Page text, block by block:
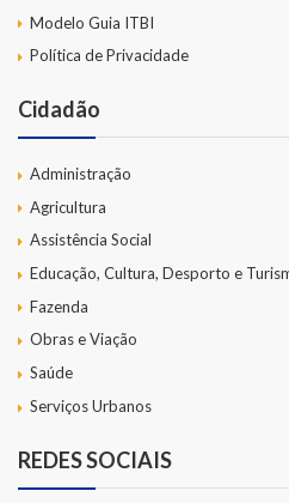
Modelo Guia ITBI
Política de Privacidade
Cidadão
Administração
Agricultura
Assistência Social
Educação, Cultura, Desporto e
Fazenda
Obras e Viação
Saúde
Serviços Urbanos
REDES SOCIAIS